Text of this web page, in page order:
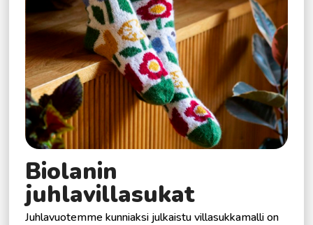
Biolanin
juhlavillasukat
Juhlavuotemme kunniaksi julkaistu villasukkamalli on